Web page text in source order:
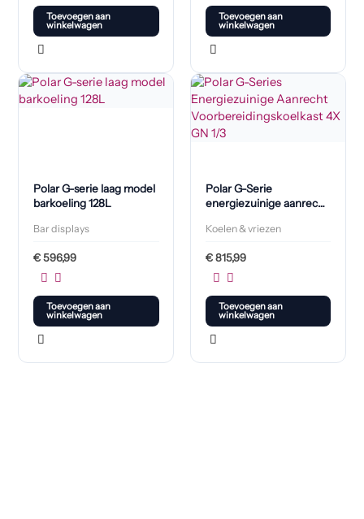
Toevoegen aan
winkelwagen
Toevoegen aan
winkelwagen
Polar G-serie laag model
barkoeling 128L
Bar displays
€596,99
Toevoegen aan
winkelwagen
Polar G-Serie
energiezuinige aanrecht
4X GN 1/3
Koelen & vriezen
€815,99
Toevoegen aan
winkelwagen